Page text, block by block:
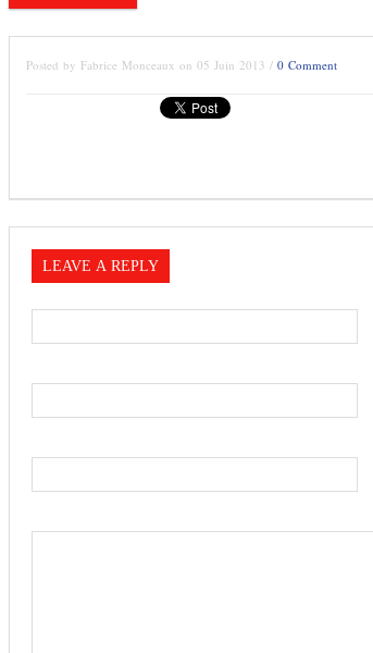
Posted by Fabrice Monceaux on 05 Juin 2013 / 0 Comment
LEAVE A REPLY